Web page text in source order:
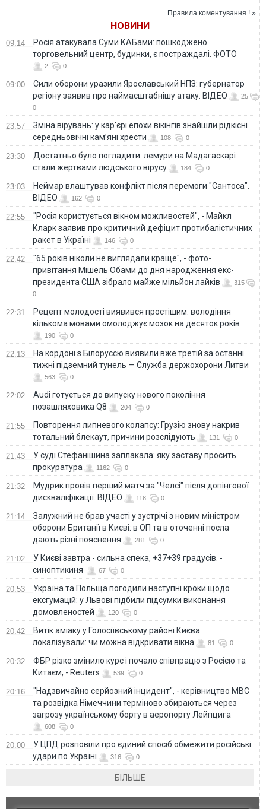
Правила коментування ! »
НОВИНИ
09:14
Росія атакувала Суми КАБами: пошкоджено
торговельний центр, будинки, є постраждалі. ФОТО
2 0
09:00
Сили оборони уразили Ярославський НПЗ: губернатор
регіону заявив про наймасштабнішу атаку. ВІДЕО
25
0
23:57
Зміна вірувань: у кар'єрі епохи вікінгів знайшли рідкісні
середньовічні кам’яні хрести
108 0
23:30
Достатньо було погладити: лемури на Мадагаскарі
стали жертвами людського вірусу
184 0
23:03
Неймар влаштував конфлікт після перемоги "Сантоса".
ВІДЕО
162 0
22:55
"Росія користується вікном можливостей", - Майкл
Кларк заявив про критичний дефіцит протибалістичних
ракет в Україні
146 0
22:42
"65 років ніколи не виглядали краще", - фото-
привітання Мішель Обами до дня народження екс-
президента США зібрало майже мільйон лайків
315
0
22:31
Рецепт молодості виявився простішим: володіння
кількома мовами омолоджує мозок на десяток років
190 0
22:13
На кордоні з Білоруссю виявили вже третій за останні
тижні підземний тунель — Служба держохорони Литви
563 0
22:02
Audi готується до випуску нового покоління
позашляховика Q8
204 0
21:55
Повторення липневого колапсу: Грузію знову накрив
тотальний блекаут, причини розслідують
131 0
21:43
У суді Стефанішина заплакала: яку заставу просить
прокуратура
1162 0
21:32
Мудрик провів перший матч за "Челсі" після допінгової
дискваліфікації. ВІДЕО
118 0
21:14
Залужний не брав участі у зустрічі з новим міністром
оборони Британії в Києві: в ОП та в оточенні посла
дають різні пояснення
281 0
21:02
У Києві завтра - сильна спека, +37+39 градусів. -
синоптикиня
67 0
20:53
Україна та Польща погодили наступні кроки щодо
ексгумацій: у Львові підбили підсумки виконання
домовленостей
120 0
20:42
Витік аміаку у Голосіївському районі Києва
локалізували: чи можна відкривати вікна
81 0
20:32
ФБР різко змінило курс і почало співпрацю з Росією та
Китаєм, - Reuters
539 0
20:16
"Надзвичайно серйозний інцидент", - керівництво МВС
та розвідка Німеччини терміново збираються через
загрозу українському борту в аеропорту Лейпцига
608 0
20:00
У ЦПД розповіли про єдиний спосіб обмежити російські
удари по Україні
316 0
БІЛЬШЕ